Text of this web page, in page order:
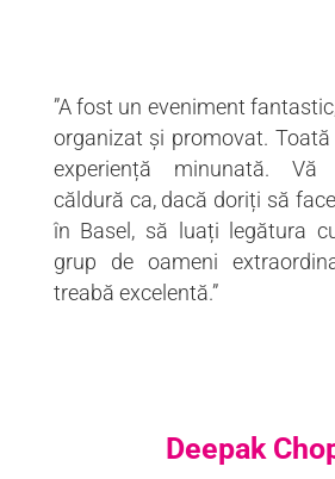
”A fost un eveniment
organizat și promovat.
experiență minunată. Vă
căldură ca, dacă doriți să
în Basel, să luați legătura
grup de oameni
treabă excelentă.”
Deepak